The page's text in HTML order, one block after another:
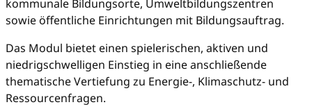
kommunale Bildungsorte, Umweltbildungszentren
sowie öffentliche Einrichtungen mit Bildungsauftrag.
Das Modul bietet einen spielerischen, aktiven und
niedrigschwelligen Einstieg in eine anschließende
thematische Vertiefung zu Energie-, Klimaschutz- und
Ressourcenfragen.